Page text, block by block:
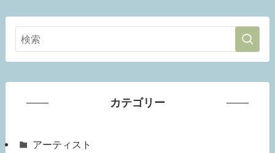
カテゴリー
アーティスト